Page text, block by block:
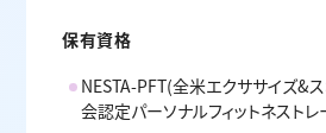
保有資格
NESTA-PFT(全米エクササイズ&
会認定パーソナルフィットネスト